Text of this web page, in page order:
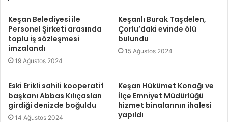
Keşan Belediyesi ile
Personel Şirketi arasında
toplu iş sözleşmesi
imzalandı
19 Ağustos 2024
Keşanlı Burak Taşdelen,
Çorlu’daki evinde ölü
bulundu
15 Ağustos 2024
Eski Erikli sahili kooperatif
başkanı Abbas Kılıçaslan
girdiği denizde boğuldu
14 Ağustos 2024
Keşan Hükümet Konağı ve
İlçe Emniyet Müdürlüğü
hizmet binalarının ihalesi
yapıldı